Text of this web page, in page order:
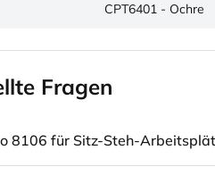
CPT6401 - Ochre
Fragen
8106 für Sitz-Steh-